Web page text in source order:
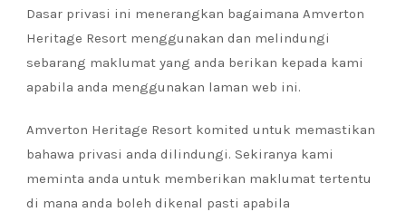
Dasar privasi ini menerangkan bagaimana Amverton
Heritage Resort menggunakan dan melindungi
sebarang maklumat yang anda berikan kepada kami
apabila anda menggunakan laman web ini.
Amverton Heritage Resort komited untuk memastikan
bahawa privasi anda dilindungi. Sekiranya kami
meminta anda untuk memberikan maklumat tertentu
di mana anda boleh dikenal pasti apabila